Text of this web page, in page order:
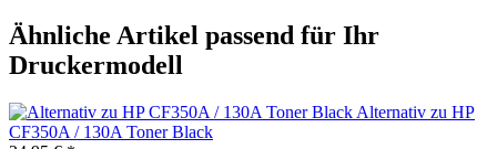
Ähnliche Artikel passend für Ihr
Druckermodell
Alternativ zu HP
CF350A / 130A Toner Black